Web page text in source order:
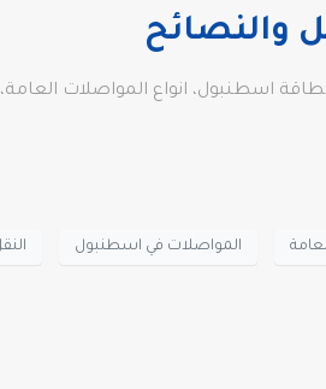
والنصائح
اسطنبول، انواع المواصلات
المواصلات في اسطنبول